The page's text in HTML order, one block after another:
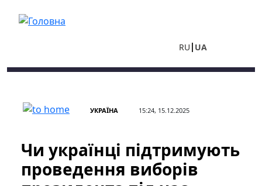
RU UA
УКРАЇНА 15:24, 15.12.2025
Чи українці підтримують
проведення виборів